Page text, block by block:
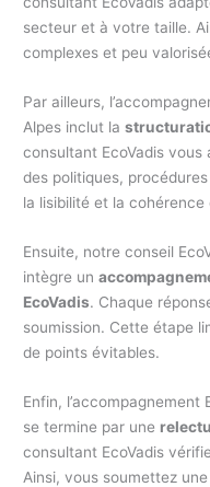
secteur et à votre taille.
complexes et peu
Par ailleurs,
Alpes inclut la
consultant EcoVadis
des politiques,
la lisibilité et la cohérence
Ensuite, notre conseil
intègre un
EcoVadis. Chaque
soumission. Cette étape
de points évitables.
Enfin, l’accompagnement
se termine par une
consultant EcoVadis
Ainsi, vous soumettez